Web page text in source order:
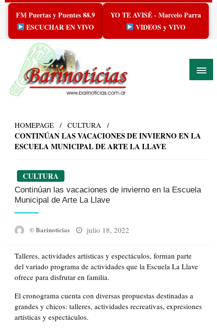
Skip
content
FM Puertas y Puentes 88.9
ESCUCHAR EN VIVO
YO TE AVISÉ - Marcelo Parra
VIDEOS y VIVO
HOMEPAGE CULTURA
CONTINÚAN LAS VACACIONES DE INVIERNO EN LA
ESCUELA MUNICIPAL DE ARTE LA LLAVE
CULTURA
Continúan las vacaciones de invierno en la Escuela
Municipal de Arte La Llave
© Barinoticias
Posted
julio 18, 2022
Talleres, actividades artísticas y espectáculos, forman parte
del variado programa de actividades que la Escuela La Llave
ofrece para disfrutar en familia.
El cronograma cuenta con diversas propuestas destinadas a
grandes y chicos: talleres, actividades recreativas, expresiones
artísticas y espectáculos.